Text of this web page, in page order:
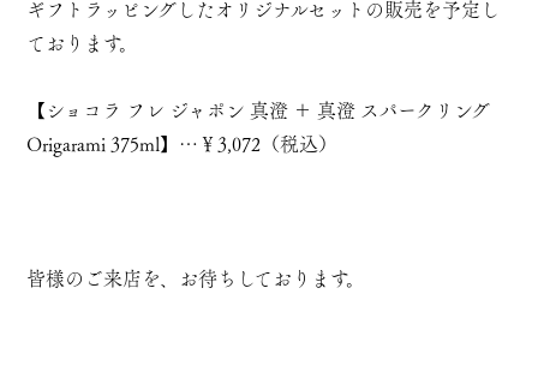
ギフトラッピングしたオリジナルセットの販売を予定し
ております。
【ショコラ フレ ジャポン 真澄 ＋ 真澄 スパークリング
Origarami 375ml】…￥3,072（税込）
皆様のご来店を、お待ちしております。